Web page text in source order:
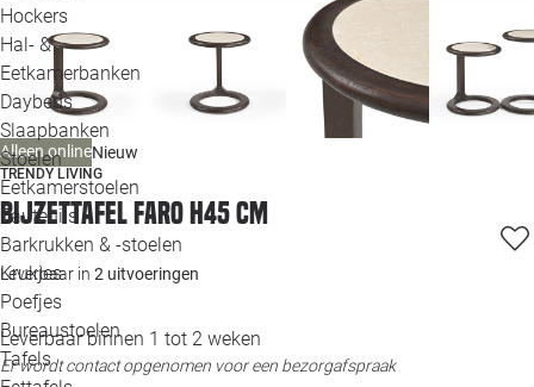
Hockers
Hal- &
Eetkamerbanken
Daybeds
Slaapbanken
Stoelen
Eetkamerstoelen
Fauteuils
Barkrukken & -stoelen
Krukjes
Poefjes
Bureaustoelen
Tafels
Alleen onlineNieuw
TRENDY LIVING
Bijzettafel Faro H45 cm
Leverbaar in 2 uitvoeringen
Leverbaar binnen 1 tot 2 weken
Er wordt contact opgenomen voor een bezorgafspraak